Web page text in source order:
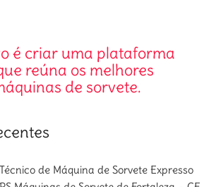
é criar uma plataforma
reúna os melhores
de sorvete.
Técnico de Máquina de Sorvete Expresso